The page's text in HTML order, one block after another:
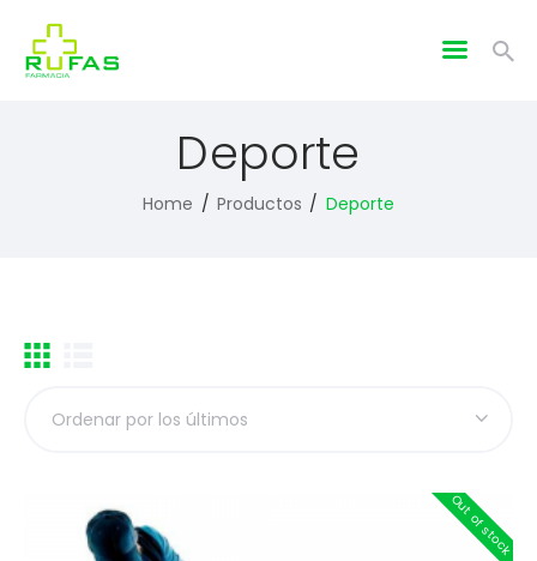
Deporte
Home Productos Deporte
Out of stock